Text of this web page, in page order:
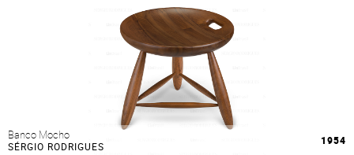
Banco Mocho
SÉRGIO RODRIGUES 1954